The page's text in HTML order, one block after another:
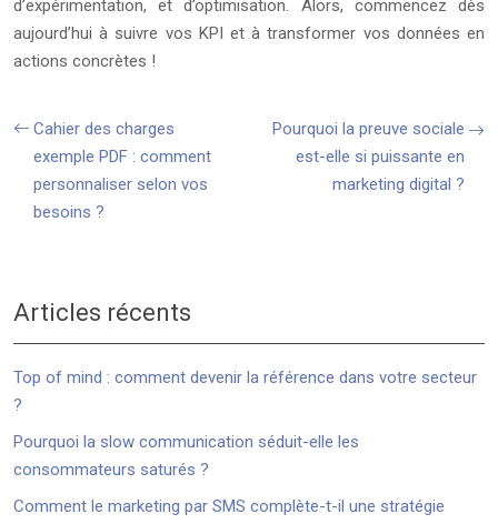
d’expérimentation, et d’optimisation. Alors, commencez dès
aujourd’hui à suivre vos KPI et à transformer vos données en
actions concrètes !
Cahier des charges
exemple PDF : comment
personnaliser selon vos
besoins ?
Pourquoi la preuve sociale
est-elle si puissante en
marketing digital ?
Articles récents
Top of mind : comment devenir la référence dans votre secteur
?
Pourquoi la slow communication séduit-elle les
consommateurs saturés ?
Comment le marketing par SMS complète-t-il une stratégie